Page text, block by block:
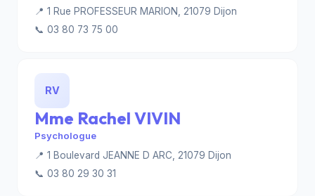
📍 1 Rue PROFESSEUR MARION, 21079 Dijon
📞 03 80 73 75 00
RV
Mme Rachel VIVIN
Psychologue
📍 1 Boulevard JEANNE D ARC, 21079 Dijon
📞 03 80 29 30 31